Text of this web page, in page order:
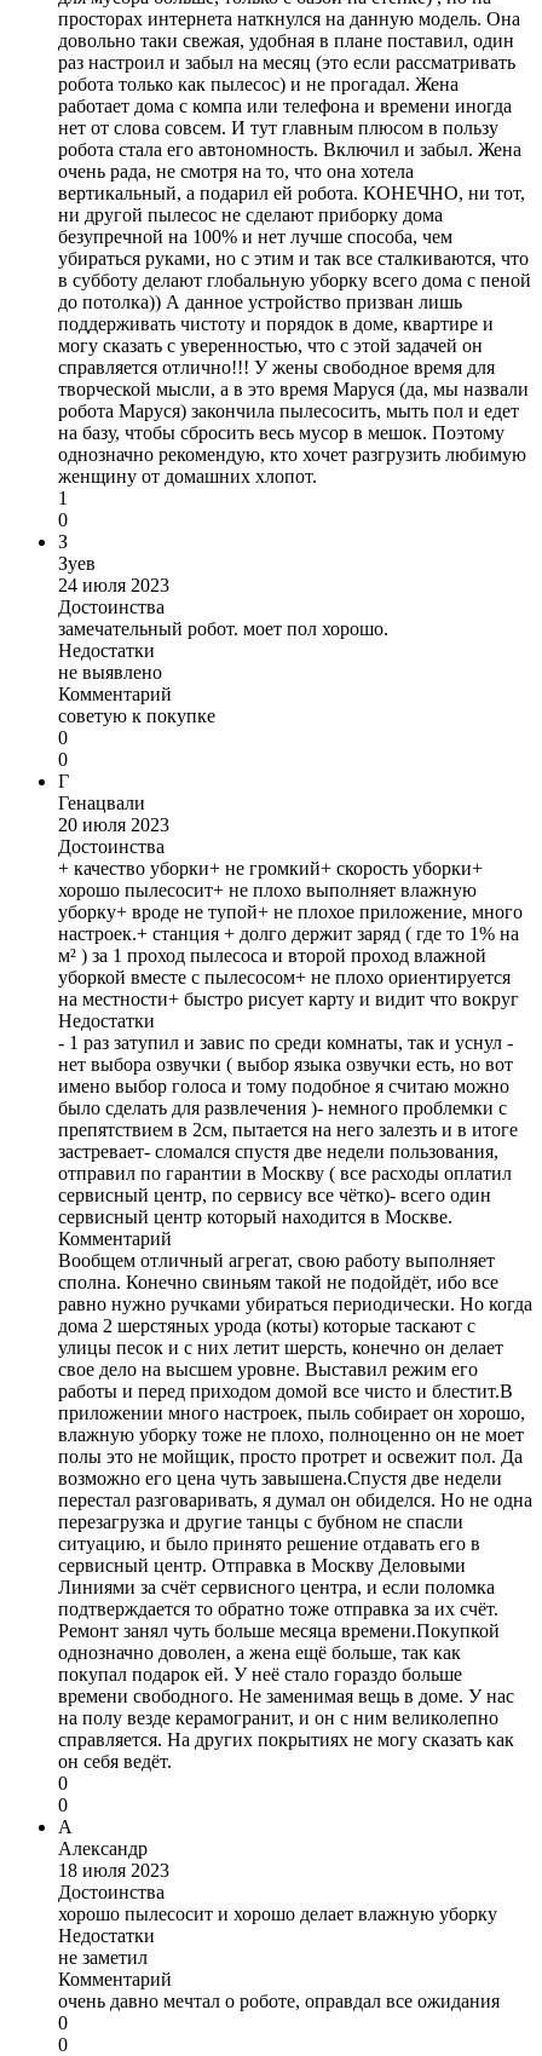
просторах интернета наткнулся на данную модель. Она
довольно таки свежая, удобная в плане поставил, один
раз настроил и забыл на месяц (это если рассматривать
робота только как пылесос) и не прогадал. Жена
работает дома с компа или телефона и времени иногда
нет от слова совсем. И тут главным плюсом в пользу
робота стала его автономность. Включил и забыл. Жена
очень рада, не смотря на то, что она хотела
вертикальный, а подарил ей робота. КОНЕЧНО, ни тот,
ни другой пылесос не сделают приборку дома
безупречной на 100% и нет лучше способа, чем
убираться руками, но с этим и так все сталкиваются, что
в субботу делают глобальную уборку всего дома с пеной
до потолка)) А данное устройство призван лишь
поддерживать чистоту и порядок в доме, квартире и
могу сказать с уверенностью, что с этой задачей он
справляется отлично!!! У жены свободное время для
творческой мысли, а в это время Маруся (да, мы назвали
робота Маруся) закончила пылесосить, мыть пол и едет
на базу, чтобы сбросить весь мусор в мешок. Поэтому
однозначно рекомендую, кто хочет разгрузить любимую
женщину от домашних хлопот.
1
0
З
Зуев
24 июля 2023
Достоинства
замечательный робот. моет пол хорошо.
Недостатки
не выявлено
Комментарий
советую к покупке
0
0
Г
Генацвали
20 июля 2023
Достоинства
+ качество уборки+ не громкий+ скорость уборки+
хорошо пылесосит+ не плохо выполняет влажную
уборку+ вроде не тупой+ не плохое приложение, много
настроек.+ станция + долго держит заряд ( где то 1% на
м² ) за 1 проход пылесоса и второй проход влажной
уборкой вместе с пылесосом+ не плохо ориентируется
на местности+ быстро рисует карту и видит что вокруг
Недостатки
- 1 раз затупил и завис по среди комнаты, так и уснул -
нет выбора озвучки ( выбор языка озвучки есть, но вот
имено выбор голоса и тому подобное я считаю можно
было сделать для развлечения )- немного проблемки с
препятствием в 2см, пытается на него залезть и в итоге
застревает- сломался спустя две недели пользования,
отправил по гарантии в Москву ( все расходы оплатил
сервисный центр, по сервису все чётко)- всего один
сервисный центр который находится в Москве.
Комментарий
Вообщем отличный агрегат, свою работу выполняет
сполна. Конечно свиньям такой не подойдёт, ибо все
равно нужно ручками убираться периодически. Но когда
дома 2 шерстяных урода (коты) которые таскают с
улицы песок и с них летит шерсть, конечно он делает
свое дело на высшем уровне. Выставил режим его
работы и перед приходом домой все чисто и блестит.В
приложении много настроек, пыль собирает он хорошо,
влажную уборку тоже не плохо, полноценно он не моет
полы это не мойщик, просто протрет и освежит пол. Да
возможно его цена чуть завышена.Спустя две недели
перестал разговаривать, я думал он обиделся. Но не одна
перезагрузка и другие танцы с бубном не спасли
ситуацию, и было принято решение отдавать его в
сервисный центр. Отправка в Москву Деловыми
Линиями за счёт сервисного центра, и если поломка
подтверждается то обратно тоже отправка за их счёт.
Ремонт занял чуть больше месяца времени.Покупкой
однозначно доволен, а жена ещё больше, так как
покупал подарок ей. У неё стало гораздо больше
времени свободного. Не заменимая вещь в доме. У нас
на полу везде керамогранит, и он с ним великолепно
справляется. На других покрытиях не могу сказать как
он себя ведёт.
0
0
А
Александр
18 июля 2023
Достоинства
хорошо пылесосит и хорошо делает влажную уборку
Недостатки
не заметил
Комментарий
очень давно мечтал о роботе, оправдал все ожидания
0
0